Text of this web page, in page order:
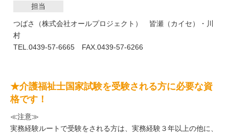
担当
つばさ（株式会社オールプロジェクト） 皆瀬（カイセ）・川
村
TEL.0439-57-6665 FAX.0439-57-6266
★介護福祉士国家試験を受験される方に必要な資
格です！
≪注意≫
実務経験ルートで受験をされる方は、実務経験３年以上の他に、